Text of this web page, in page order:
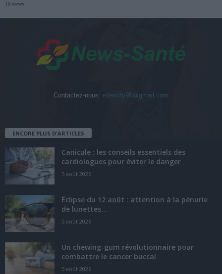
1k views
Contactez-nous: edentify95@gmail.com
ENCORE PLUS D'ARTICLES
Canicule : les conseils essentiels des
cardiologues pour éviter le danger
5 août 2026
Éclipse du 12 août : attention à la pénurie
de lunettes...
5 août 2026
Un chewing-gum révolutionnaire pour
combattre le cancer buccal
5 août 2026